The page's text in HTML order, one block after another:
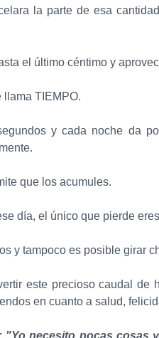
la parte de esa
el último céntimo y
llama TIEMPO.
y cada noche da
que los acumules.
día, el único que pierde
y tampoco es posible girar
este precioso caudal de
en cuanto a salud,